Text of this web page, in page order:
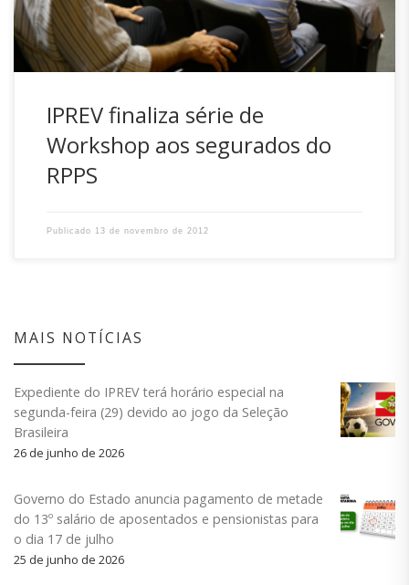
IPREV finaliza série de
Workshop aos segurados do
RPPS
Publicado 13 de novembro de 2012
MAIS NOTÍCIAS
Expediente do IPREV terá horário especial na
segunda-feira (29) devido ao jogo da Seleção
Brasileira
26 de junho de 2026
Governo do Estado anuncia pagamento de metade
do 13º salário de aposentados e pensionistas para
o dia 17 de julho
25 de junho de 2026